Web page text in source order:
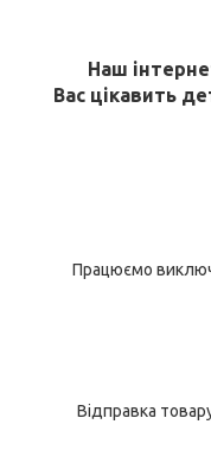
Наш
Вас цікавить
Працюємо
Відправка